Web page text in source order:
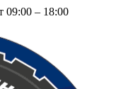
09:00 – 18:00